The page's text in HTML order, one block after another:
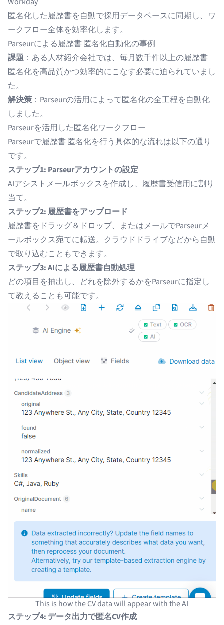
匿名化した履歴書を自動で採用データベースに同期し、ワ
ークフロー全体を効率化します。
Parseurによる履歴書 匿名化自動化の事例
課題 ：ある人材紹介会社では、毎月数千件以上の履歴書
匿名化を高品質かつ効率的にこなす必要に迫られていまし
た。
解決策 ：Parseurの活用によって匿名化の全工程を自動化
しました。
Parseurを活用した匿名化ワークフロー
Parseurで履歴書 匿名化を行う具体的な流れは以下の通り
です。
ステップ1: Parseurアカウントの設定
AIアシストメールボックスを作成し、履歴書受信用に割り
当て。
ステップ2: 履歴書をアップロード
履歴書をドラッグ＆ドロップ、またはメールでParseurメ
ールボックス宛てに転送。クラウドドライブなどから自動
で取り込むこともできます。
ステップ3: AIによる履歴書自動処理
どの項目を抽出し、どれを除外するかをParseurに指定し
て教えることも可能です。
This is how the CV data will appear with the AI
ステップ4: データ出力で匿名CV作成